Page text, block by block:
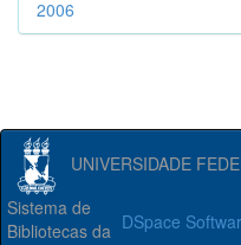
2006
UNIVERSIDADE
DSpace
Sistema de
Bibliotecas da